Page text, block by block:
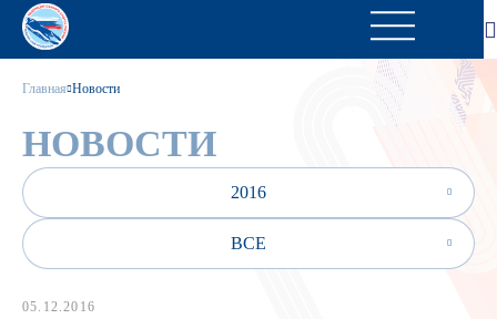
Главная Новости
НОВОСТИ
2016
ВСЕ
05.12.2016